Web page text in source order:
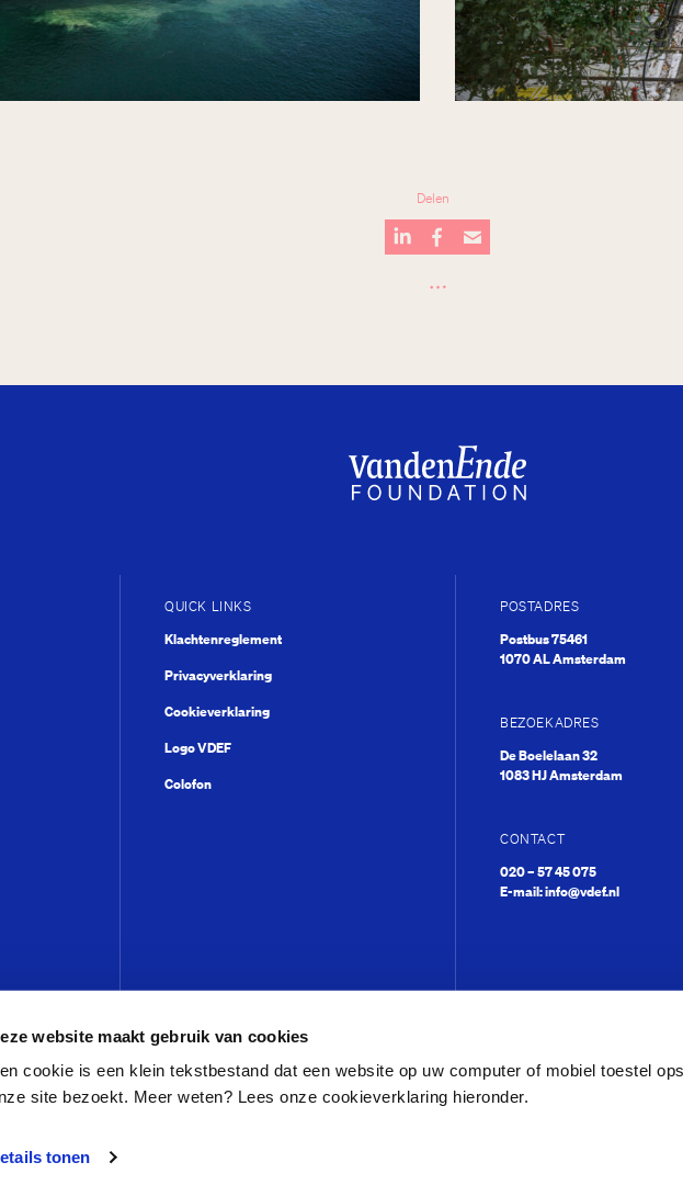
website maakt gebruik van cookies
cookie is een klein tekstbestand dat een website op uw computer of mobiel toestel
site bezoekt. Meer weten? Lees onze cookieverklaring hieronder.
tonen
Delen
…
QUICK LINKS
Klachtenreglement
Privacyverklaring
Cookieverklaring
Logo VDEF
Colofon
POSTADRES
Postbus 75461
1070 AL Amsterdam
BEZOEKADRES
De Boelelaan 32
1083 HJ Amsterdam
CONTACT
020 – 57 45 075
E-mail:info@vdef.nl